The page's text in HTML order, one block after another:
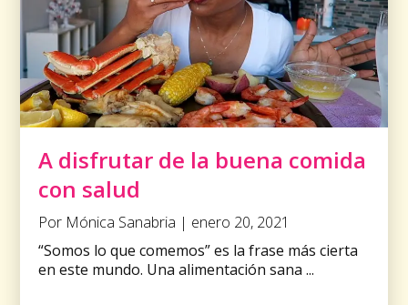
A disfrutar de la buena comida
con salud
Por Mónica Sanabria | enero 20, 2021
“Somos lo que comemos” es la frase más cierta
en este mundo. Una alimentación sana ...